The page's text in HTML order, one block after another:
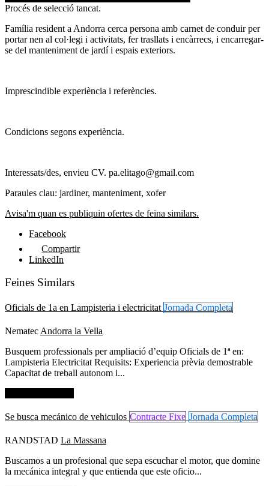
Procés de selecció tancat.
Família resident a Andorra cerca persona amb carnet de conduir per
portar nen al col·legi i activitats, fer trasllats i encàrrecs, i encarregar-
se del manteniment de jardí i espais exteriors.
Imprescindible experiència i referències.
Condicions segons experiència.
Interessats/des, envieu CV. pa.elitago@gmail.com
Paraules clau: jardiner, manteniment, xofer
Avisa'm quan es publiquin ofertes de feina similars.
Facebook
Compartir
LinkedIn
Feines Similars
Oficials de 1a en Lampisteria i electricitat Jornada Completa
Nematec Andorra la Vella
Busquem professionals per ampliació d’equip Oficials de 1ª en:
Lampisteria Electricitat Requisits: Experiencia prèvia demostrable
Capacitat de treball autonom i...
Se busca mecánico de vehiculos Contracte Fixe Jornada Completa
RANDSTAD La Massana
Buscamos a un profesional que sepa escuchar el motor, que domine
la mecánica integral y que entienda que este oficio...